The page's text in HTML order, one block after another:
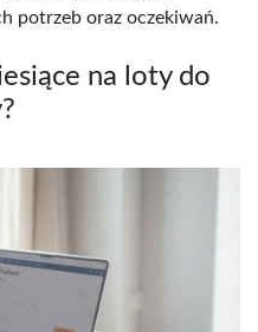
potrzeb oraz oczekiwań.
na loty do